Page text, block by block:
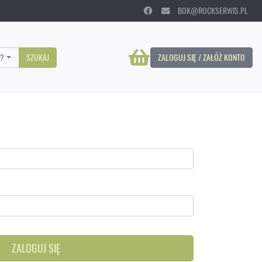
BOK@ROCKSERWIS.PL
ZALOGUJ SIĘ / ZAŁÓŻ KONTO
SZUKAJ
ZALOGUJ SIĘ